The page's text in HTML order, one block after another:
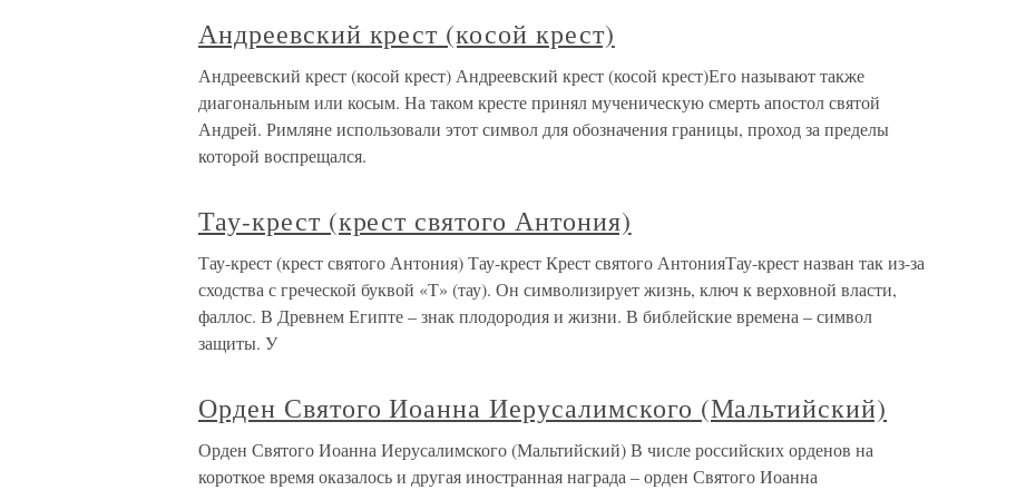
Андреевский крест (косой крест)
Андреевский крест (косой крест) Андреевский крест (косой крест)Его называют также
диагональным или косым. На таком кресте принял мученическую смерть апостол святой
Андрей. Римляне использовали этот символ для обозначения границы, проход за пределы
которой воспрещался.
Тау-крест (крест святого Антония)
Тау-крест (крест святого Антония) Тау-крест Крест святого АнтонияТау-крест назван так из-за
сходства с греческой буквой «Т» (тау). Он символизирует жизнь, ключ к верховной власти,
фаллос. В Древнем Египте – знак плодородия и жизни. В библейские времена – символ
защиты. У
Орден Святого Иоанна Иерусалимского (Мальтийский)
Орден Святого Иоанна Иерусалимского (Мальтийский) В числе российских орденов на
короткое время оказалось и другая иностранная награда – орден Святого Иоанна